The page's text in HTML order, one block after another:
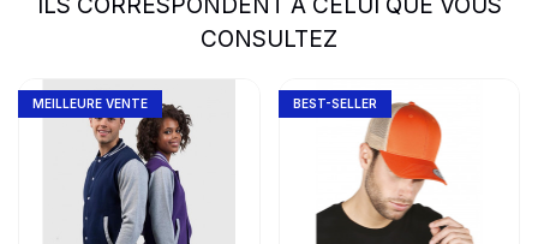
CONSULTEZ
slide1 to 2of 5
MEILLEURE VENTE
Go to product page BEST-SELLER
Go to product page